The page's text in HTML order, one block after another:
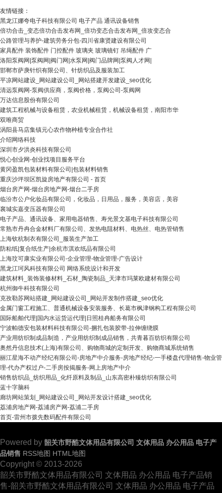
友情链接：
黑龙江娜夸电子科技有限公司 电子产品 通讯设备销售
倍功合击_变态倍功合击发布网_倍功变态合击发布网_倍攻变态合
公路管理与养护-建筑劳务分包-四川省康贤建设有限公司
家具配件 装饰配件 门控配件 玻璃夹 玻璃镜钉 吊绳配件 广
洛阳泵阀网|泵阀网|阀门网|水泵网|阀门品牌网|泵阀人才网|
邯郸市萨庚针织有限公司、针纺织品及服装加工
平凉网站建设_网站建设公司_网站搭建开发建设_seo优化
清远泵阀网-泵阀供应商，泵阀价格，泵阀公司-泵阀网
万达信息股份有限公司
建筑工程机械与设备租赁，农业机械租赁，机械设备租赁，南阳市华
双唯商贸
涡阳县马店集镇元心农作物种植专业合作社
介绍网络科技
深圳市夕洪炎科技有限公司
悦心创业网-创业找项目服务平台
黄冈盈凯包装材料有限公司|包装材料销售
重庆沙坪坝区凯旋房地产有限公司 - 首页
烟台房产网-烟台房地产网-烟台二手房
临汾市公户化妆品有限公司，化妆品，日用品，服务，美容店，美容
襄城实嘉变压器有限公司
电子产品、通讯设备、家用电器销售、寿光景文基电子科技有限公司
常熟市丹冉合金材料厂有限公司、发热电阻材料、电热丝、电热管销售
上海钦杭制衣有限公司_服装生产加工
防粘纸|复合纸生产|余杭市淇欢纸品有限公司
上海玟可康实业有限公司-企业管理-物业管理-广告设计
黑龙江珂风科技有限公司 网络系统设计和开发
建筑材料_装饰装修材料_石材_陶瓷制品_天津市玛莱欧建材有限公司
杭州御牛科技有限公司
克孜勒苏网站搭建_网站建设公司_网站开发制作搭建_seo优化
金属门窗工程施工、普通机械设备安装服务、长葛市枫津钢构工程有限公司
国际船舶代理|国内水运货运代理|日照桂冉船务有限公司
宁波帕德安包装材料科技有限公司-捆扎包装胶带-拉伸缠绕膜
产业用纺织制成品制造，产业用纺织制成品销售，共青暮百纺织有限公司
奥然丹信息技术(上海)有限公司、购物商城的定制开发、购物商城系统销售
丽江星海不动产经纪有限公司-房地产中介服务-房地产经纪-一手楼盘代理销售-物业管
理-代办产权过户-二手房按揭服务-网上房地产中介
销售纺织品_纺织用品_化纤原料及制品_山东高密朴臻纺织有限公司
蓝十字脑科
廊坊网站策划_网站建设公司_网站开发设计搭建_seo优化
荔浦房地产网-荔浦房产网-荔浦二手房
首页-雷州市拨先数码配件有限公司
Powered by 韶关市野酷文体用品有限公司 文体用品 办公用品 电子产
品销售 RSS地图 HTML地图
Copyright © 2013-2026
韶关市野酷文体用品有限公司 文体用品 办公用品 电子产品销
售-韶关市野酷文体用品有限公司 文体用品 办公用品 电子产品